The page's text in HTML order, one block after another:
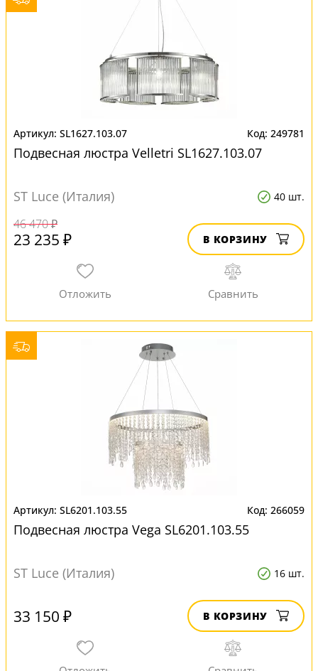
SL1627.103.07 249781
Подвесная люстра Velletri SL1627.103.07
ST Luce (Италия) 40 шт.
46 470 ₽
23 235 ₽ В КОРЗИНУ
SL6201.103.55 266059
Подвесная люстра Vega SL6201.103.55
ST Luce (Италия) 16 шт.
33 150 ₽ В КОРЗИНУ